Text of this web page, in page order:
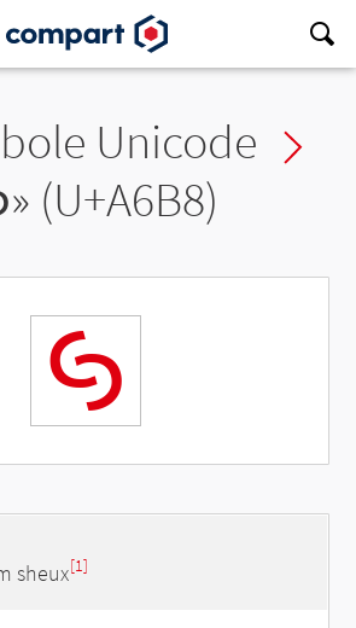
Unicode
» (U+A6B8)
ꚸ
sheux[1]